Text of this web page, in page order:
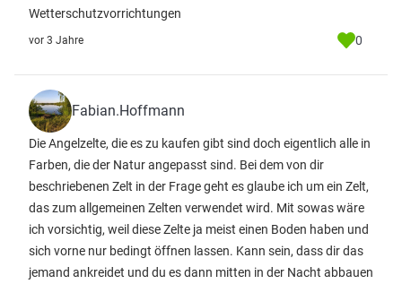
Wetterschutzvorrichtungen
vor 3 Jahre 0
Fabian.Hoffmann
Die Angelzelte, die es zu kaufen gibt sind doch eigentlich alle in
Farben, die der Natur angepasst sind. Bei dem von dir
beschriebenen Zelt in der Frage geht es glaube ich um ein Zelt,
das zum allgemeinen Zelten verwendet wird. Mit sowas wäre
ich vorsichtig, weil diese Zelte ja meist einen Boden haben und
sich vorne nur bedingt öffnen lassen. Kann sein, dass dir das
jemand ankreidet und du es dann mitten in der Nacht abbauen